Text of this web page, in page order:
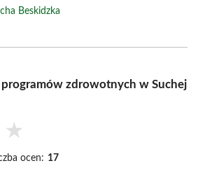
Beskidzka
zdrowotnych w Suchej
★
ocen: 17